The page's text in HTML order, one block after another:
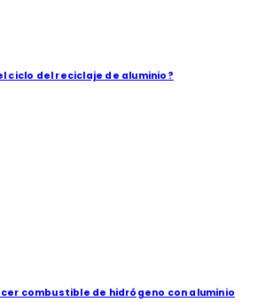
ciclo del reciclaje de aluminio?
combustible de hidrógeno con aluminio